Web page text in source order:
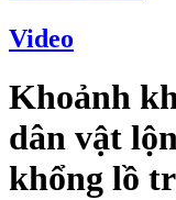
Video
Khoảnh
dân vật
khổng lồ